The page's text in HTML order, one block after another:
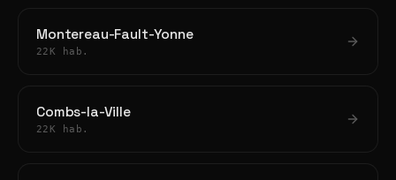
Montereau-Fault-Yonne
22K hab.
Combs-la-Ville
22K hab.